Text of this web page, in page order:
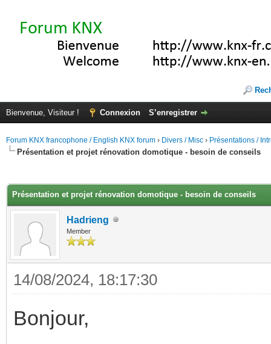
Bienvenue, Visiteur ! Connexion S’enregistrer
Forum KNX francophone / English KNX forum › Divers / Misc › Présentations /
Présentation et projet rénovation domotique - besoin de conseils
Présentation et projet rénovation domotique - besoin de conseils
Hadrieng
Member
14/08/2024, 18:17:30
Bonjour,